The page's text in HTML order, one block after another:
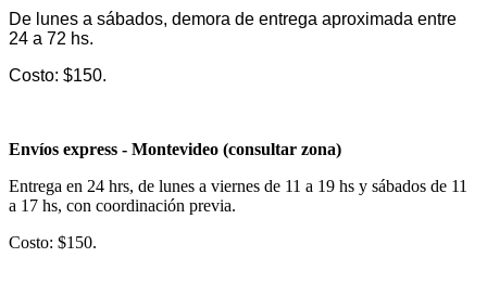
De lunes a sábados, demora de entrega aproximada entre
24 a 72 hs.
Costo: $150.
Envíos express - Montevideo (consultar zona)
Entrega en 24 hrs, de lunes a viernes de 11 a 19 hs y sábados de 11
a 17 hs, con coordinación previa.
Costo: $150.